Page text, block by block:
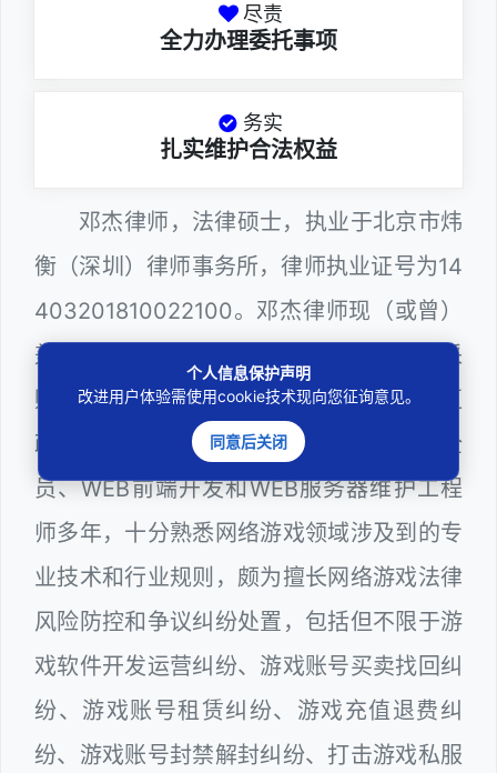
尽责
全力办理委托事项
务实
扎实维护合法权益
邓杰律师，法律硕士，执业于北京市炜
衡（深圳）律师事务所，律师执业证号为14
403201810022100。邓杰律师现（或曾）
兼任深圳市人民政府听证员、深圳市政府采
购评审专家（法律类），曾担任深圳市某区
政府系统公职律师、计算机信息网络安全
员、WEB前端开发和WEB服务器维护工程
师多年，十分熟悉网络游戏领域涉及到的专
业技术和行业规则，颇为擅长网络游戏法律
风险防控和争议纠纷处置，包括但不限于游
戏软件开发运营纠纷、游戏账号买卖找回纠
纷、游戏账号租赁纠纷、游戏充值退费纠
纷、游戏账号封禁解封纠纷、打击游戏私服
个人信息保护声明
改进用户体验需使用cookie技术现向您征询意见。
同意后关闭